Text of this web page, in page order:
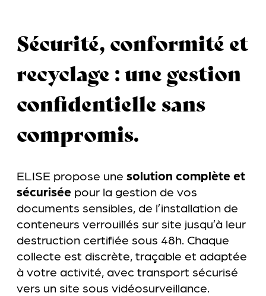
Sécurité, conformité et
recyclage : une gestion
confidentielle sans
compromis.
ELISE propose unesolution complète et
sécurisée pour la gestion de vos
documents sensibles, de l’installation de
conteneurs verrouillés sur site jusqu’à leur
destruction certifiée sous 48h. Chaque
collecte est discrète, traçable et adaptée
à votre activité, avec transport sécurisé
vers un site sous vidéosurveillance.